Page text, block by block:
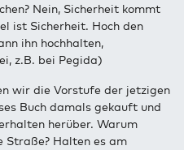
Nein, Sicherheit kommt
ist Sicherheit. Hoch den
ihn hochhalten,
z.B. bei Pegida)
wir die Vorstufe der jetzigen
Buch damals gekauft und
herüber. Warum
Straße? Halten es am